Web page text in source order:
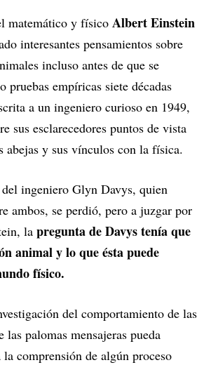
matemático y físico Albert Einstein
interesantes pensamientos sobre
incluso antes de que se
pruebas empíricas siete décadas
a un ingeniero curioso en 1949,
sus esclarecedores puntos de vista
abejas y sus vínculos con la física.
ingeniero Glyn Davys, quien
ambos, se perdió, pero a juzgar por
la pregunta de Davys tenía que
animal y lo que ésta puede
físico.
del comportamiento de las
las palomas mensajeras pueda
comprensión de algún proceso